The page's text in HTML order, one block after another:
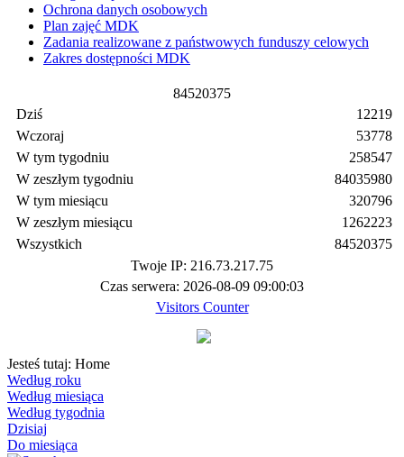
Ochrona danych osobowych
Plan zajęć MDK
Zadania realizowane z państwowych funduszy celowych
Zakres dostępności MDK
84520375
Dziś
Wczoraj
W tym tygodniu
W zeszłym tygodniu
W tym miesiącu
W zeszłym miesiącu
Wszystkich
12219
53778
258547
84035980
320796
1262223
84520375
Twoje IP: 216.73.217.75
Czas serwera: 2026-08-09 09:00:03
Visitors Counter
Jesteś tutaj: Home
Według roku
Według miesiąca
Według tygodnia
Dzisiaj
Do miesiąca